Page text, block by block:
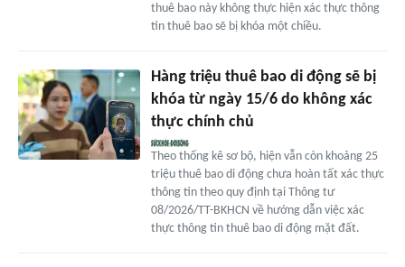
thuê bao này không thực hiện xác thực thông
tin thuê bao sẽ bị khóa một chiều.
Hàng triệu thuê bao di động sẽ bị
khóa từ ngày 15/6 do không xác
thực chính chủ
Theo thống kê sơ bộ, hiện vẫn còn khoảng 25
triệu thuê bao di động chưa hoàn tất xác thực
thông tin theo quy định tại Thông tư
08/2026/TT-BKHCN về hướng dẫn việc xác
thực thông tin thuê bao di động mặt đất.